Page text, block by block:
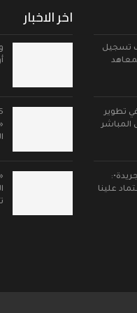
تسجيل
تطوير
المباشر
علينا
اخر الاخبار